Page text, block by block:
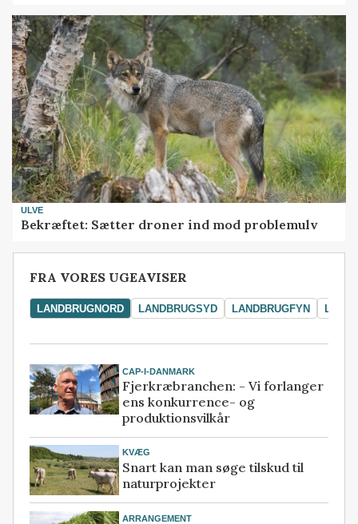
ULVE
Bekræftet: Sætter droner ind mod problemulv
FRA VORES UGEAVISER
LANDBRUGNORD LANDBRUGSYD LANDBRUGFYN
CAP-I-DANMARK
Fjerkræbranchen: - Vi forlanger
ens konkurrence- og
produktionsvilkår
KVÆG
Snart kan man søge tilskud til
naturprojekter
ARRANGEMENT